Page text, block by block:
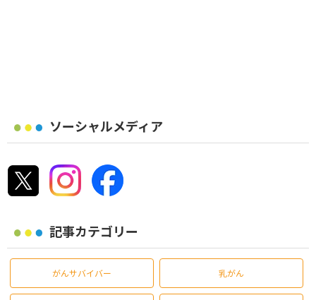
ソーシャルメディア
記事カテゴリー
がんサバイバー 乳がん